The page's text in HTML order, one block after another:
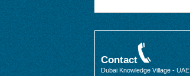
Contact
Dubai Knowledge Village - UAE